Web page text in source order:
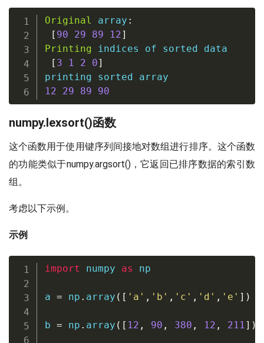
Original array :
[ 90 29 89 12]
Printing indices of sorted data
[ 3 1 2 0]
printing sorted
12
29 89 90
numpy.lexsort()函数
这个函数用于使用键序列间接地对数组进行排序。这个函数
的功能类似于numpy.argsort()，它返回已排序数据的索引数
组。
考虑以下示例。
示例
import numpy as np
a = np . array ( [ 'a' , 'b' , 'c' , 'd' , 'e' ] )
b = np . array ( [ 12 , 90 , 380 , 12 , 211] )